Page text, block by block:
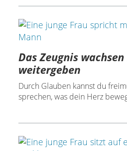
Das Zeugnis
weitergeben
Durch Glauben kannst du
sprechen, was dein Herz